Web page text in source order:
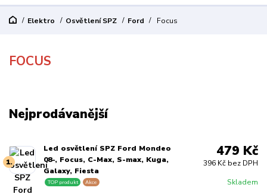
Elektro Osvětlení SPZ Ford Focus
FOCUS
Nejprodávanější
1.
Led osvětlení SPZ Ford Mondeo
08-, Focus, C-Max, S-max, Kuga,
Galaxy, Fiesta
Skladem
TOP produkt Akce
479 Kč
396 Kč bez DPH